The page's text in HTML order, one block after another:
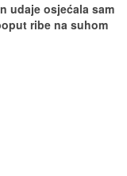
udaje osjećala sam
ribe na suhom